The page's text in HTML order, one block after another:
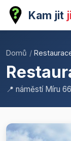
Kam jit
Domů /
📍 náměstí Míru